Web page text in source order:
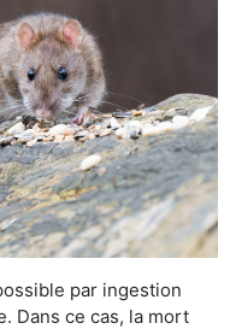
par ingestion
Dans ce cas, la mort